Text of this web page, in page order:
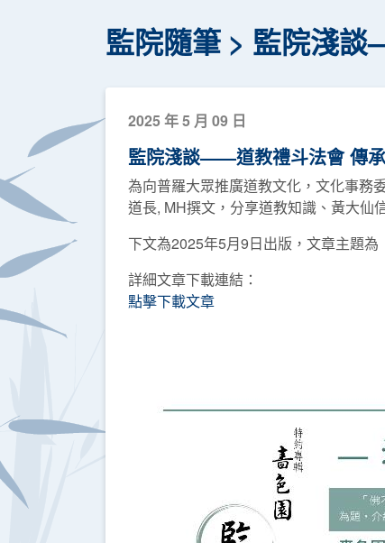
監院隨筆 監院淺談
2025 年 5 月 09 日
監院淺談——道教禮斗法會 傳
為向普羅大眾推廣道教文化，文化事務
道長, MH撰文，分享道教知識、黃大仙
下文為2025年5月9日出版，文章主題
詳細文章下載連結：
點擊下載文章